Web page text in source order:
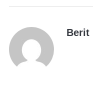
Berit